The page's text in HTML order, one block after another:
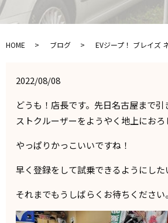
HOME ブログ EVジープ！ ブレイズ
2022/08/08
どうも！店長です。先日名古屋まで
ストクルーザーをようやく地上におろ
やっぱりかっこいいですね！
早く登録をして試乗できるようにした
それまでもうしばらくお待ちください。